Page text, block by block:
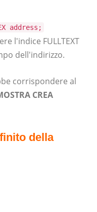
address;
l'indice FULLTEXT
dell'indirizzo.
corrispondere al
CREA
della